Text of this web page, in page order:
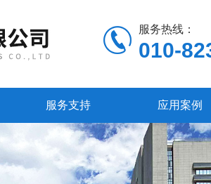
服务热线：
010-
服务支持 应用案例